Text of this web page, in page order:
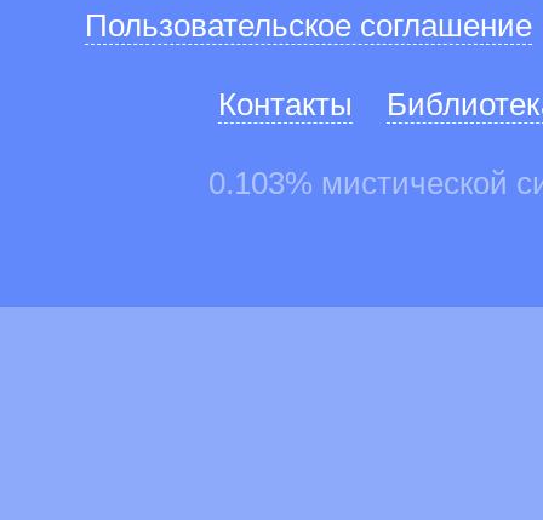
Пользовательское соглашение
Контакты
0.103% мистической